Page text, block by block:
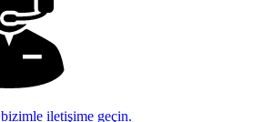
iletişime geçin.